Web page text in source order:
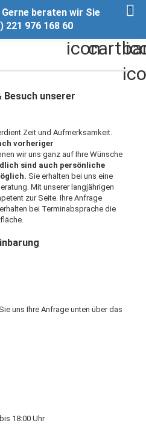
beraten wir Sie
976 168 60
Besuch unserer
Zeit und Aufmerksamkeit.
vorheriger
wir uns ganz auf Ihre Wünsche
sind auch persönliche
Sie erhalten bei uns eine
Mit unserer langjährigen
zur Seite. Ihre Anfrage
bei Terminabsprache die
uns Ihre Anfrage unten über das
18:00 Uhr